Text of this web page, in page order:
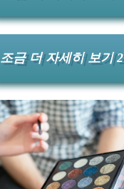
조금 더 자세히 보기 2